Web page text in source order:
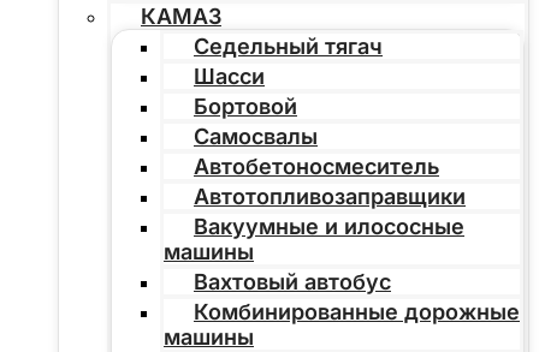
КАМАЗ
Седельный тягач
Шасси
Бортовой
Самосвалы
Автобетоносмеситель
Автотопливозаправщики
Вакуумные и илососные
машины
Вахтовый автобус
Комбинированные дорожные
машины